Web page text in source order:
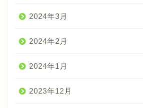
2024年3月
2024年2月
2024年1月
2023年12月